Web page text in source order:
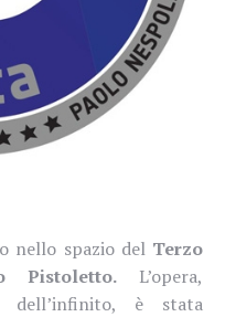
nello spazio del Terzo
Pistoletto. L’opera,
dell’infinito, è stata